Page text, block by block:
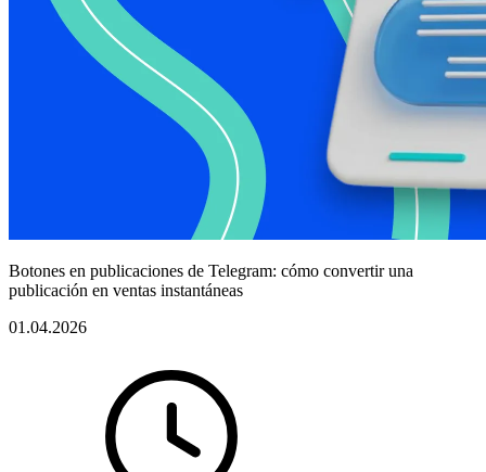
Botones en publicaciones de Telegram: cómo convertir una
publicación en ventas instantáneas
01.04.2026